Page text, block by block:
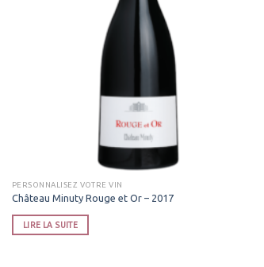
PERSONNALISEZ VOTRE VIN
Château Minuty Rouge et Or – 2017
LIRE LA SUITE